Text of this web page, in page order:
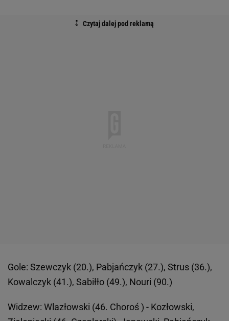
Gole: Szewczyk (20.), Pabjańczyk (27.), Strus (36.),
Kowalczyk (41.), Sabiłło (49.), Nouri (90.)
Widzew: Wlazłowski (46. Choroś ) - Kozłowski,